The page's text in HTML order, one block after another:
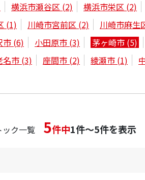
横浜市瀬谷区 (2) 横浜市栄区 (2)
(1) 川崎市宮前区 (2) 川崎市麻生
市 (6) 小田原市 (3) 茅ヶ崎市 (5)
名市 (3) 座間市 (2) 綾瀬市 (1)
ク一覧 5件中1件～5件を表示